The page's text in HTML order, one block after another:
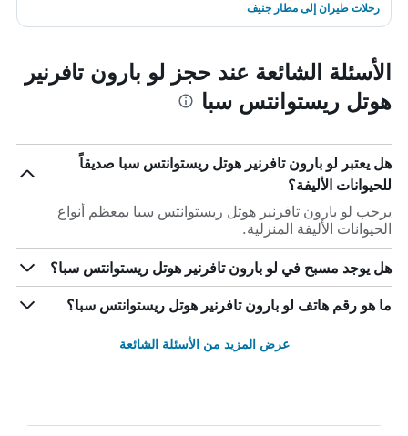
رحلات طيران إلى مطار جنيف
الأسئلة الشائعة عند حجز لو بارون تافرنير
هوتل ريستوانتس سبا
هل يعتبر لو بارون تافرنير هوتل ريستوانتس سبا صديقاً
للحيوانات الأليفة؟
يرحب لو بارون تافرنير هوتل ريستوانتس سبا بمعظم أنواع
الحيوانات الأليفة المنزلية.
هل يوجد مسبح في لو بارون تافرنير هوتل ريستوانتس سبا؟
ما هو رقم هاتف لو بارون تافرنير هوتل ريستوانتس سبا؟
عرض المزيد من الأسئلة الشائعة